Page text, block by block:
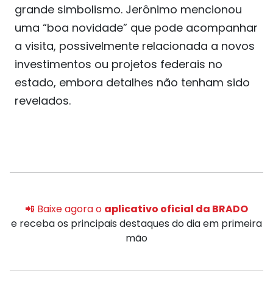
grande simbolismo. Jerônimo mencionou
uma “boa novidade” que pode acompanhar
a visita, possivelmente relacionada a novos
investimentos ou projetos federais no
estado, embora detalhes não tenham sido
revelados.
📲 Baixe agora o aplicativo oficial da BRADO
e receba os principais destaques do dia em primeira
mão